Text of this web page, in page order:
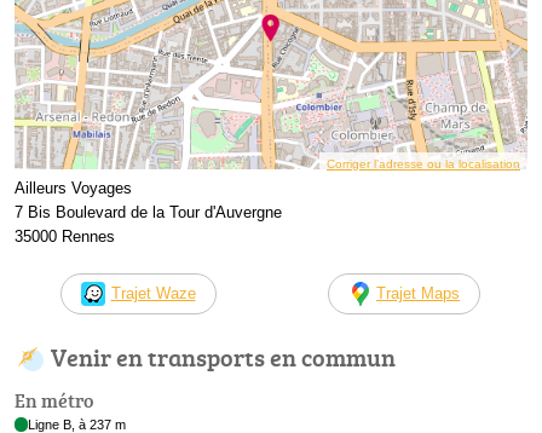
Corriger l’adresse ou la localisation
Ailleurs Voyages
7 Bis Boulevard de la Tour d'Auvergne
35000 Rennes
Trajet Waze Trajet Maps
Venir en transports en commun
En métro
Ligne B, à 237 m